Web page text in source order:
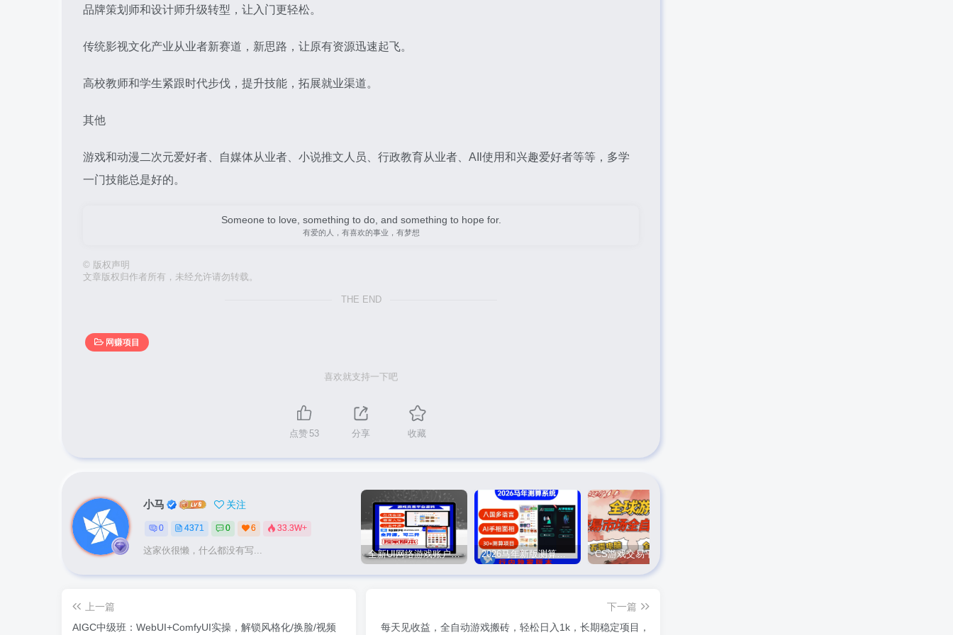
品牌策划师和设计师升级转型，让入门更轻松。
传统影视文化产业从业者新赛道，新思路，让原有资源迅速起飞。
高校教师和学生紧跟时代步伐，提升技能，拓展就业渠道。
其他
游戏和动漫二次元爱好者、自媒体从业者、小说推文人员、行政教育从业者、AIl使用和兴趣爱好者等等，多学
一门技能总是好的。
Someone to love, something to do, and something to hope for.
有爱的人，有喜欢的事业，有梦想
© 版权声明
文章版权归作者所有，未经允许请勿转载。
THE END
网赚项目
喜欢就支持一下吧
点赞 53 分享 收藏
小马 关注
0 4371 0 6 33.3W+
这家伙很懒，什么都没有写... 全新UI网络游戏账户交易平台系统 全开源版本 2026马年新版测算系统源码
上一篇
AIGC中级班：WebUI+ComfyUI实操，解锁风格化/换脸/视频
下一篇
每天见收益，全自动游戏搬砖，轻松日入1k，长期稳定项目，